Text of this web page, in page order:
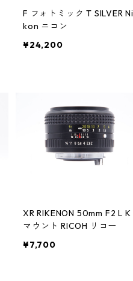
F フォトミック T SILVER Ni
kon ニコン
¥24,200
XR RIKENON 50mm F2 L K
マウント RICOH リコー
¥7,700